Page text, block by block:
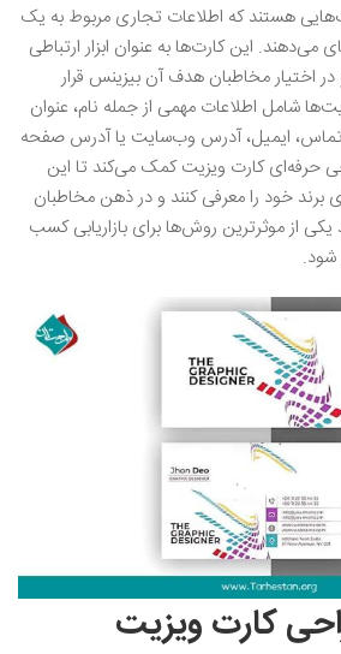
هستند که اطلاعات تجاری مربوط به یک
می‌دهند. این کارت‌ها به عنوان ابزار ارتباطی
اختیار مخاطبان هدف آن بیزینس قرار
شامل اطلاعات مهمی از جمله نام، عنوان
تماس، ایمیل، آدرس وب‌سایت یا آدرس صفحه
حرفه‌ای کارت ویزیت کمک می‌کند تا این
خود را معرفی کنند و در ذهن مخاطبان
یکی از موثرترین روش‌ها برای بازاریابی کسب
شود.
کارت ویزیت